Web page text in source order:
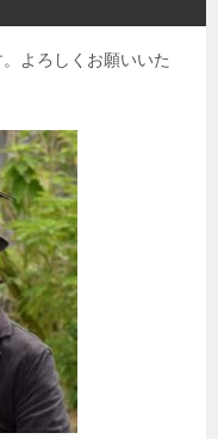
よろしくお願いいた